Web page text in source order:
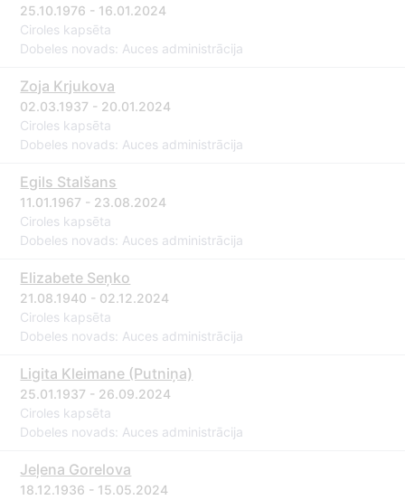
25.10.1976 - 16.01.2024
Ciroles kapsēta
Dobeles novads: Auces administrācija
Zoja Krjukova
02.03.1937 - 20.01.2024
Ciroles kapsēta
Dobeles novads: Auces administrācija
Egils Stalšans
11.01.1967 - 23.08.2024
Ciroles kapsēta
Dobeles novads: Auces administrācija
Elizabete Seņko
21.08.1940 - 02.12.2024
Ciroles kapsēta
Dobeles novads: Auces administrācija
Ligita Kleimane (Putniņa)
25.01.1937 - 26.09.2024
Ciroles kapsēta
Dobeles novads: Auces administrācija
Jeļena Gorelova
18.12.1936 - 15.05.2024